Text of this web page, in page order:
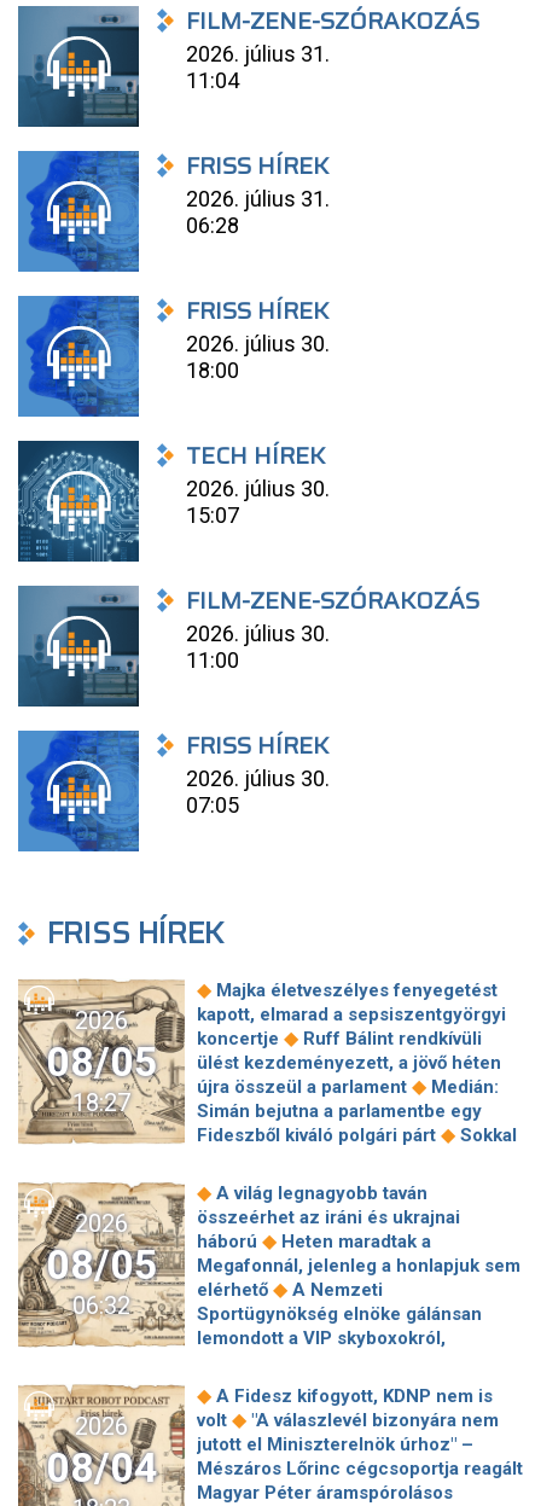
FILM-ZENE-SZÓRAKOZÁS
2026. július 31.
11:04
FRISS HÍREK
2026. július 31.
06:28
FRISS HÍREK
2026. július 30.
18:00
TECH HÍREK
2026. július 30.
15:07
FILM-ZENE-SZÓRAKOZÁS
2026. július 30.
11:00
FRISS HÍREK
2026. július 30.
07:05
FRISS HÍREK
2026
08/05
18:27
◆ Majka életveszélyes fenyegetést
kapott, elmarad a sepsiszentgyörgyi
koncertje ◆ Ruff Bálint rendkívüli
ülést kezdeményezett, a jövő héten
újra összeül a parlament ◆ Medián:
Simán bejutna a parlamentbe egy
Fideszből kiváló polgári párt ◆ Sokkal
Vitézy: 42 új, 120 méteres
motorvonatot vesznek, teljesen
megújul a szentendrei, a csepeli és a
ráckevei HÉV járműparkja
◆ Egy
hajszálon múlt Paks, de a jövőben jó
lenne nem kísérteni a sorsot
Megszólalt a kormányhivatal a
Robinson Tours-ügyről
◆ Baka
Magyar Péterrel egyeztetett◆
Mészáros Lőrinc cégei továbbra is
pénzt keresnek a közmédián◆Sorra
változnak a személyi döntések a
Tisza-kormánynál◆Gulácsi Péter
2026
08/05
06:32
◆ A világ legnagyobb taván
összeérhet az iráni és ukrajnai
háború ◆ Heten maradtak a
Megafonnál, jelenleg a honlapjuk sem
elérhető ◆ A Nemzeti
Sportügynökség elnöke gálánsan
lemondott a VIP skyboxokról,
alig ismert sziget csodás stranddal,
turisták nélkül ◆Európa határozottan
átment a teszten – mondta az EU-
biztos a 75 áldozattal járó ceutai
rohamról◆ Meghalt Gulyás János, az
2026
08/04
◆ A Fidesz kifogyott, KDNP nem is
volt ◆ "A válaszlevél bizonyára nem
jutott el Miniszterelnök úrhoz" –
Mészáros Lőrinc cégcsoportja reagált
Magyar Péter áramspórolásos